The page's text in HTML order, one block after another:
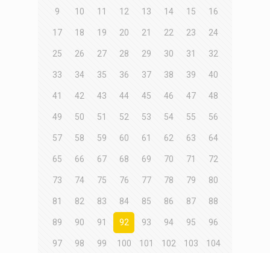
9 10 11 12 13 14 15 16
17 18 19 20 21 22 23 24
25 26 27 28 29 30 31 32
33 34 35 36 37 38 39 40
41 42 43 44 45 46 47 48
49 50 51 52 53 54 55 56
57 58 59 60 61 62 63 64
65 66 67 68 69 70 71 72
73 74 75 76 77 78 79 80
81 82 83 84 85 86 87 88
89 90 91 92 93 94 95 96
97 98 99 100 101 102 103 104